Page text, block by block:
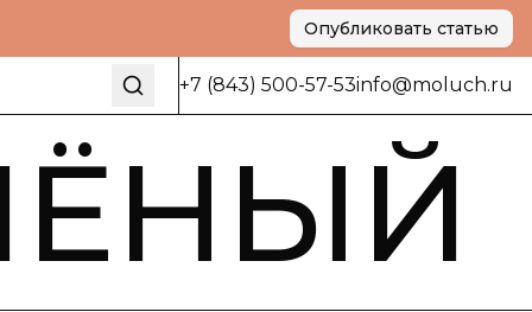
Опубликовать статью
+7 (843) 500-57-53info@moluch.ru